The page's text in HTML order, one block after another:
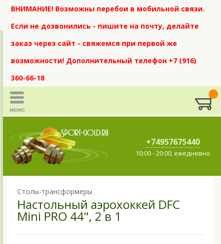
ВНИМАНИЕ! Возможны перебои в мобильной связи.
Если не дозвонились - пишите на почту, делайте
заказ через сайт - свяжемся при первой же
возможности! Дополнительный телефон +7 (916)
360-66-18
+74957675440
10:00 - 20:00, ежедневно
Столы-трансформеры
Настольный аэрохоккей DFC
Mini PRO 44", 2 в 1